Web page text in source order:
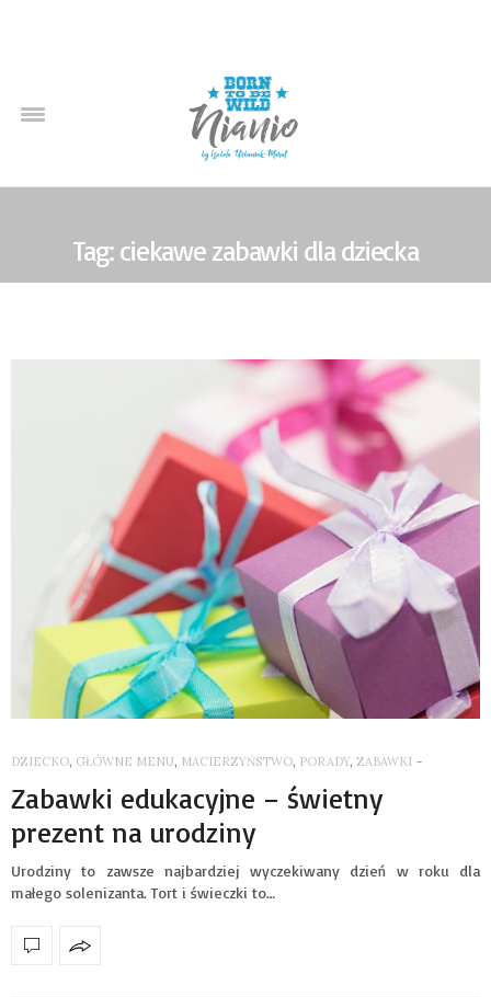
Tag: ciekawe zabawki dla dziecka
DZIECKO, GŁÓWNE MENU, MACIERZYŃSTWO, PORADY, ZABAWKI -
Zabawki edukacyjne – świetny
prezent na urodziny
Urodziny to zawsze najbardziej wyczekiwany dzień w roku dla
małego solenizanta. Tort i świeczki to…